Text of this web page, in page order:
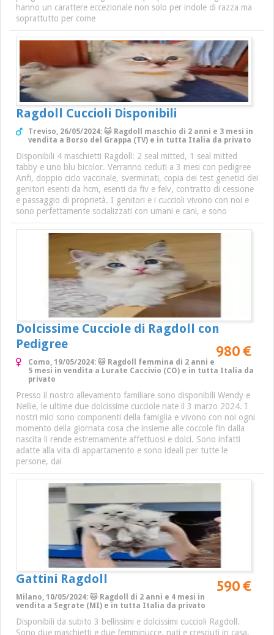
hanno un carattere eccezionale non solo per indole di razza ma
soprattutto per come
Ragdoll Cuccioli Disponibili
Treviso, 26/05/2024: 🐱 Ragdoll maschio di 2 anni e 3 mesi in
vendita a Borso del Grappa (TV) e in tutta Italia da privato
Disponibili 4 maschietti Ragdoll: 2 seal mitted, 1 seal mitted
tabby e uno blu bicolor. Verranno ceduti a 3 mesi con pedigree
Anfi, doppio ciclo vaccinale, sverminati, copia dei test genetici dei
genitori esenti da hcm, esenti da fiv e felv, contratto di cessione
e passaggio di proprietà. I genitori e i cuccioli vivono con noi e
sono perfettamente socializzati con umani e cani, e sono
Dolcissime Cucciole di Ragdoll con
Pedigree
980 €
Como, 19/05/2024: 🐱 Ragdoll femmina di 2 anni e
5 mesi in vendita a Lurate Caccivio (CO) e in tutta Italia da
privato
Presso il nostro allevamento familiare sono disponibili Wendy e
Nellie, le ultime due dolcissime cucciole nate il 3 marzo 2024. I
nostri mici sono componenti della famiglia e vivono con noi ogni
momento della giornata cosa che insieme alle coccole fin dalla
nascita li rende estremamente affettuosi e dolci. Sono infatti
adatte alla vita di appartamento e sono ideali per tutte le
persone, dai
Gattini Ragdoll 590 €
Milano, 10/05/2024: 🐱 Ragdoll di 2 anni e 4 mesi in
vendita a Segrate (MI) e in tutta Italia da privato
Disponibili da subito 3 bellissimi e dolcissimi cuccioli Ragdoll.
Sono due maschietti e due femminucce, nati e cresciuti in casa,